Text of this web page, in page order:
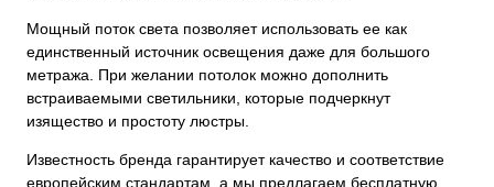
Мощный поток света позволяет использовать ее как
единственный источник освещения даже для большого
метража. При желании потолок можно дополнить
встраиваемыми светильники, которые подчеркнут
изящество и простоту люстры.
Известность бренда гарантирует качество и соответствие
европейским стандартам, а мы предлагаем бесплатную